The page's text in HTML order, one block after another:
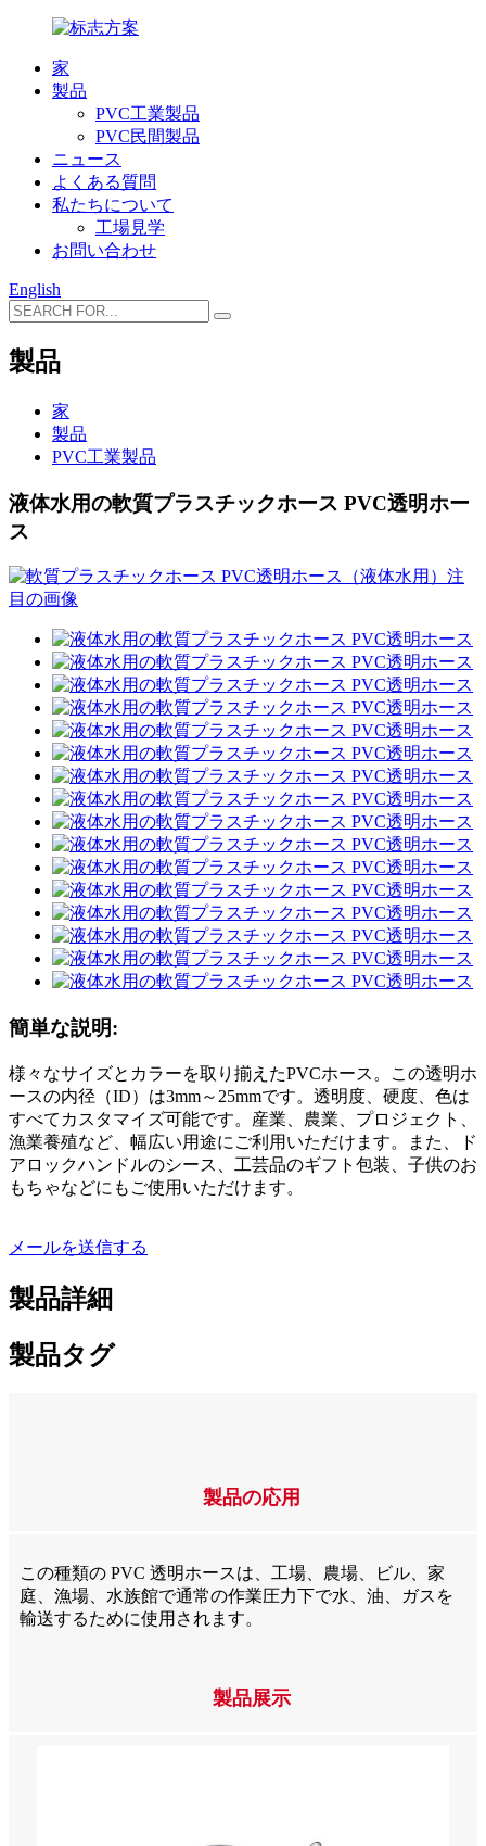
家
製品
PVC工業製品
PVC民間製品
ニュース
よくある質問
私たちについて
工場見学
お問い合わせ
English
製品
家
製品
PVC工業製品
液体水用の軟質プラスチックホース PVC透明ホー
ス
簡単な説明:
様々なサイズとカラーを取り揃えたPVCホース。この透明ホ
ースの内径（ID）は3mm～25mmです。透明度、硬度、色は
すべてカスタマイズ可能です。産業、農業、プロジェクト、
漁業養殖など、幅広い用途にご利用いただけます。また、ド
アロックハンドルのシース、工芸品のギフト包装、子供のお
もちゃなどにもご使用いただけます。
メールを送信する
製品詳細
製品タグ
製品の応用
この種類の PVC 透明ホースは、工場、農場、ビル、家
庭、漁場、水族館で通常の作業圧力下で水、油、ガスを
輸送するために使用されます。
製品展示